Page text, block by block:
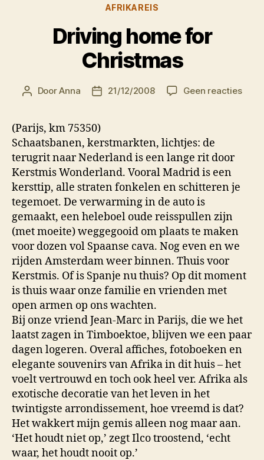
Categorieën
AFRIKAREIS
Driving home for
Christmas
Berichtauteur
DoorAnna Berichtdatum
21/12/2008 Geen reactiesop
(Parijs, km 75350)
Schaatsbanen, kerstmarkten, lichtjes: de
terugrit naar Nederland is een lange rit door
Kerstmis Wonderland. Vooral Madrid is een
kersttip, alle straten fonkelen en schitteren je
tegemoet. De verwarming in de auto is
gemaakt, een heleboel oude reisspullen zijn
(met moeite) weggegooid om plaats te maken
voor dozen vol Spaanse cava. Nog even en we
rijden Amsterdam weer binnen. Thuis voor
Kerstmis. Of is Spanje nu thuis? Op dit moment
is thuis waar onze familie en vrienden met
open armen op ons wachten.
Bij onze vriend Jean-Marc in Parijs, die we het
laatst zagen in Timboektoe, blijven we een paar
dagen logeren. Overal affiches, fotoboeken en
elegante souvenirs van Afrika in dit huis – het
voelt vertrouwd en toch ook heel ver. Afrika als
exotische decoratie van het leven in het
twintigste arrondissement, hoe vreemd is dat?
Het wakkert mijn gemis alleen nog maar aan.
‘Het houdt niet op,’ zegt Ilco troostend, ‘echt
waar, het houdt nooit op.’